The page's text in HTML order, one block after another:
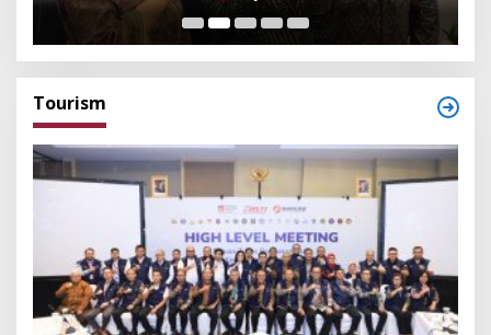
Exhibitor Nasional dan Global
Tourism